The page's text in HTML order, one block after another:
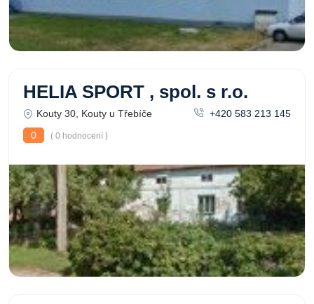
HELIA SPORT , spol. s r.o.
Kouty 30, Kouty u Třebíče
+420 583 213 145
0
( 0 hodnocení )